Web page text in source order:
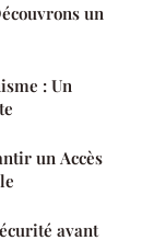
un
: Un
un Accès
avant